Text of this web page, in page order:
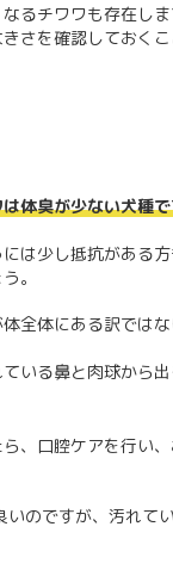
るチワワも存在し
さを確認しておくこ
体臭が少ない犬種
は少し抵抗がある
。
全体にある訳では
いる鼻と肉球から出
、口腔ケアを行い
いのですが、汚れて